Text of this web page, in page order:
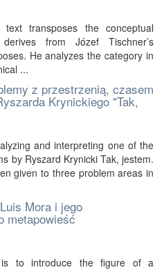
transposes the conceptual
from Józef Tischner’s
He analyzes the category in
...
z przestrzenią, czasem
Krynickiego "Tak,
and interpreting one of the
by Ryszard Krynicki Tak, jestem.
given to three problem areas in
Mora i jego
metapowieść
to introduce the figure of a